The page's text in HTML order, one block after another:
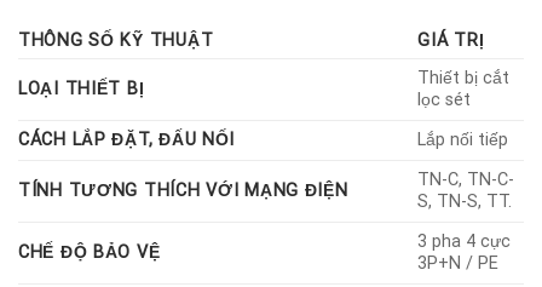
cắt lọc sét 3 pha (3P+N) dành cho dòng tải lắp nối tiếp, được
thiết kế chuyên biệt để bảo vệ các thiết bị điện nhạy cảm khỏi
xung sét lan truyền, quá điện áp, nhiễu cao tần và các xung đột
THÔNG SỐ KỸ THUẬT GIÁ TRỊ
LOẠI THIẾT BỊ
Thiết bị cắt
lọc sét
CÁCH LẮP ĐẶT, ĐẤU NỐI
Lắp nối tiếp
TÍNH TƯƠNG THÍCH VỚI MẠNG ĐIỆN
TN-C, TN-C-
S, TN-S, TT.
CHẾ ĐỘ BẢO VỆ
3 pha 4 cực
3P+N / PE